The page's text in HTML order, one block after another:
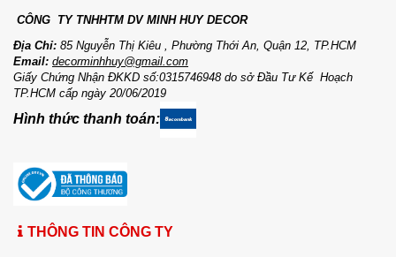
CÔNG TY TNHHTM DV MINH HUY DECOR
Địa Chỉ: 85 Nguyễn Thị Kiêu , Phường Thới An, Quận 12, TP.HCM
Email: decorminhhuy@gmail.com
Giấy Chứng Nhận ĐKKD số:0315746948 do sở Đầu Tư Kế Hoạch
TP.HCM cấp ngày 20/06/2019
Hình thức thanh toán:
THÔNG TIN CÔNG TY